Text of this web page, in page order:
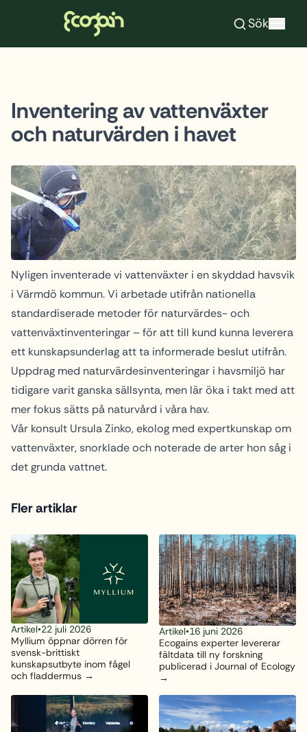
Hoppa till innehåll
Sök
Inventering av vattenväxter
och naturvärden i havet
Nyligen inventerade vi vattenväxter i en skyddad havsvik
i Värmdö kommun. Vi arbetade utifrån nationella
standardiserade metoder för naturvärdes- och
vattenväxtinventeringar – för att till kund kunna leverera
ett kunskapsunderlag att ta informerade beslut utifrån.
Uppdrag med naturvärdesinventeringar i havsmiljö har
tidigare varit ganska sällsynta, men lär öka i takt med att
mer fokus sätts på naturvård i våra hav.
Vår konsult Ursula Zinko, ekolog med expertkunskap om
vattenväxter, snorklade och noterade de arter hon såg i
det grunda vattnet.
Fler artiklar
Artikel•22 juli 2026
Myllium öppnar dörren för
svensk-brittiskt
kunskapsutbyte inom fågel
och fladdermus
Artikel•16 juni 2026
Ecogains experter levererar
fältdata till ny forskning
publicerad i Journal of Ecology